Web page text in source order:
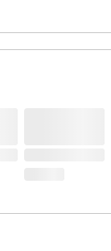
スにより異なりま